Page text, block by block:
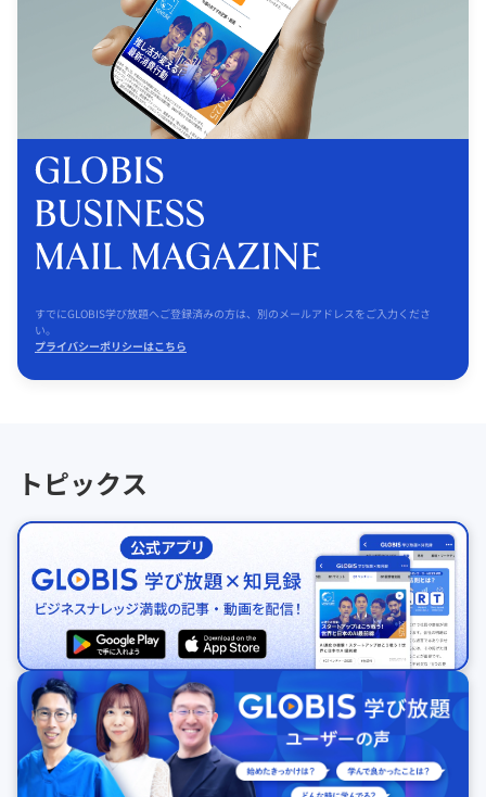
すでにGLOBIS学び放題へご登録済みの方は、別のメールアドレスをご入力くださ
い。
プライバシーポリシーはこちら
トピックス